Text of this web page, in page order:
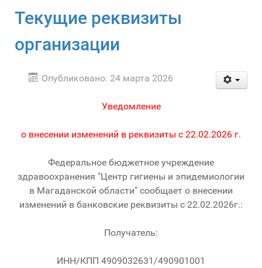
Текущие реквизиты
организации
Опубликовано: 24 марта 2026
Уведомление
о внесении изменений в реквизиты с 22.02.2026 г.
Федеральное бюджетное учреждение
здравоохранения "Центр гигиены и эпидемиологии
в Магаданской области" сообщает о внесении
изменений в банковские реквизиты с 22.02.2026г.:
Получатель:
ИНН/КПП 4909032631/490901001